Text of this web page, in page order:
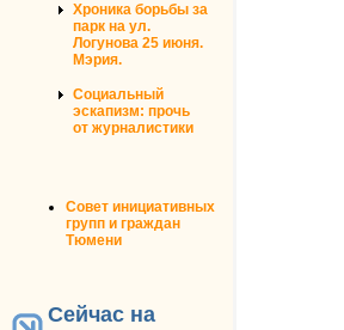
Хроника борьбы за
парк на ул.
Логунова 25 июня.
Мэрия.
Социальный
эскапизм: прочь
от журналистики
Совет инициативных
групп и граждан
Тюмени
Сейчас на